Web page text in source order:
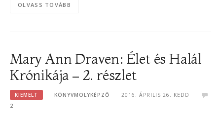
OLVASS TOVÁBB
Mary Ann Draven: Élet és Halál
Krónikája – 2. részlet
KIEMELT KÖNYVMOLYKÉPZŐ
2016. ÁPRILIS 26. KEDD
2